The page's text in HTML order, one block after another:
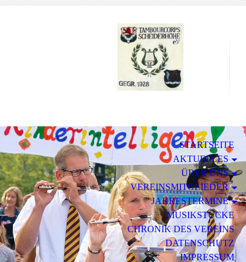
STARTSEITE
AKTUELLES
ÜBER UNS
VEREINSMITGLIEDER
JAHRESTERMINE
MUSIKSTÜCKE
CHRONIK DES VEREINS
DATENSCHUTZ
IMPRESSUM